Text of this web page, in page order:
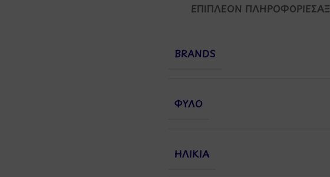
ΕΠΙΠΛΈΟΝ ΠΛΗΡΟΦΟΡΊΕΣ
BRANDS
ΦΎΛΟ
ΗΛΙΚΊΑ